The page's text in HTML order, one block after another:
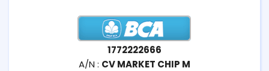
1772222666
A/N : CV MARKET CHIP M